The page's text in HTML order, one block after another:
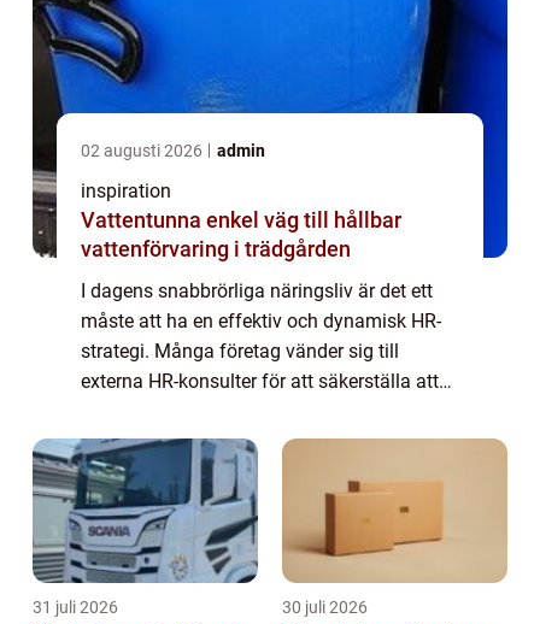
02 augusti 2026 admin
inspiration
Vattentunna enkel väg till hållbar
vattenförvaring i trädgården
I dagens snabbrörliga näringsliv är det ett
måste att ha en effektiv och dynamisk HR-
strategi. Många företag vänder sig till
externa HR-konsulter för att säkerställa att
31 juli 2026 30 juli 2026